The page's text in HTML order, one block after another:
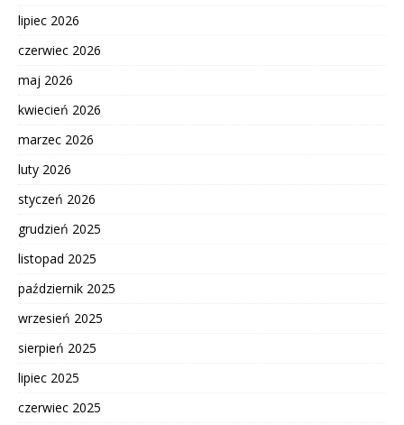
lipiec 2026
czerwiec 2026
maj 2026
kwiecień 2026
marzec 2026
luty 2026
styczeń 2026
grudzień 2025
listopad 2025
październik 2025
wrzesień 2025
sierpień 2025
lipiec 2025
czerwiec 2025